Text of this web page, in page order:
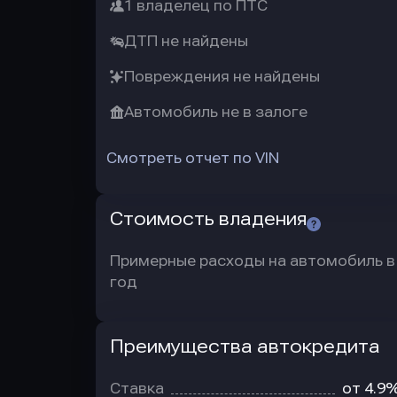
1 владелец по ПТС
ДТП не найдены
Повреждения не найдены
Автомобиль не в залоге
Смотреть отчет по VIN
Стоимость владения
Примерные расходы на автомобиль в
год
Преимущества автокредита
Ставка от